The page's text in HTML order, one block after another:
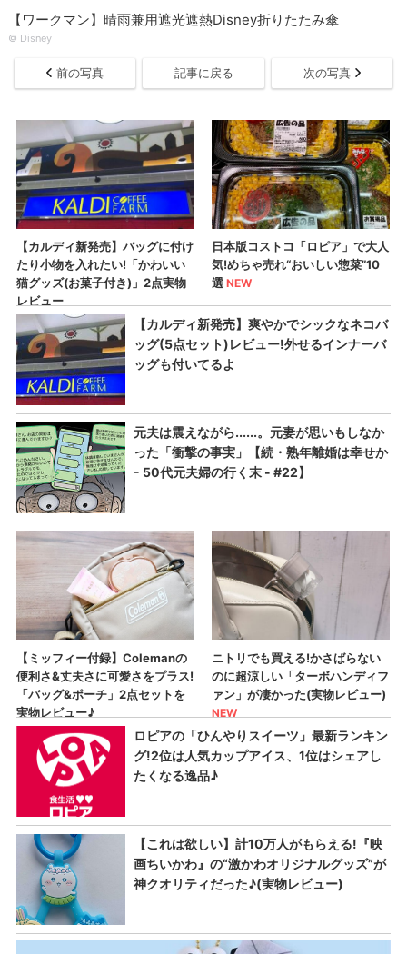
【ワークマン】晴雨兼用遮光遮熱Disney折りたたみ傘
© Disney
前の写真 記事に戻る 次の写真